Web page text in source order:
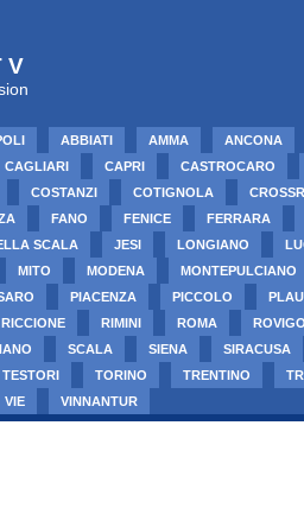
V
ABBIATI AMMA
ANCONA
CAGLIARI CAPRI
CASTROCARO
COSTANZI COTIGNOLA
FANO FENICE
FERRARA
SCALA JESI LONGIANO
MITO MODENA
MONTEPULCIANO
PIACENZA PICCOLO
RICCIONE RIMINI ROMA
SCALA SIENA
SIRACUSA
TESTORI TORINO TRENTINO
VIE VINNANTUR